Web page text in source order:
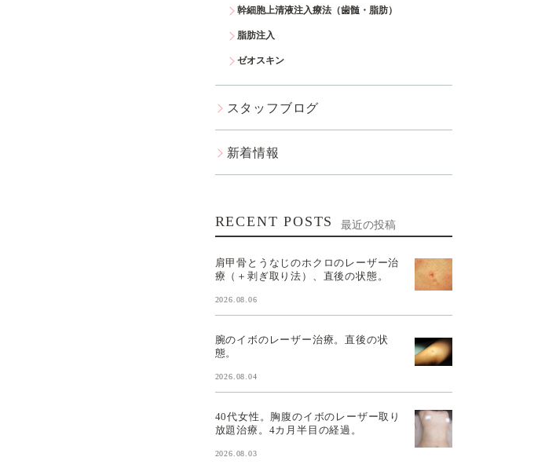
幹細胞上清液注入療法（歯髄・脂肪）
脂肪注入
ゼオスキン
スタッフブログ
新着情報
RECENT POSTS 最近の投稿
肩甲骨とうなじのホクロのレーザー治
療（＋剥ぎ取り法）、直後の状態。
2026.08.06
腕のイボのレーザー治療。直後の状
態。
2026.08.04
40代女性。胸腹のイボのレーザー取り
放題治療。4カ月半目の経過。
2026.08.03